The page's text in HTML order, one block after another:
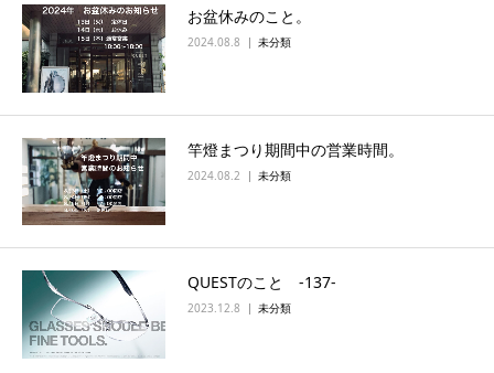
お盆休みのこと。
2024.08.8 未分類
竿燈まつり期間中の営業時間。
2024.08.2 未分類
QUESTのこと ‐137‐
2023.12.8 未分類